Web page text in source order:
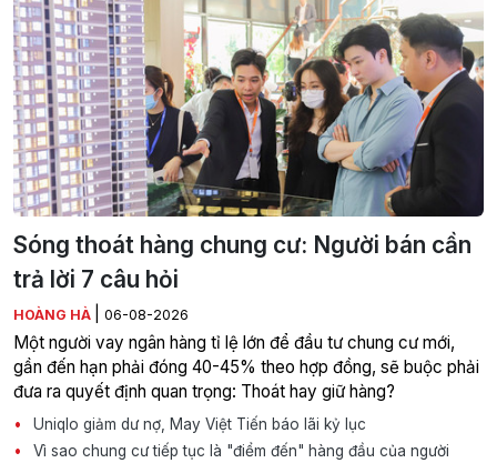
Sóng thoát hàng chung cư: Người bán cần
trả lời 7 câu hỏi
HOÀNG HÀ 06-08-2026
Một người vay ngân hàng tỉ lệ lớn để đầu tư chung cư mới,
gần đến hạn phải đóng 40-45% theo hợp đồng, sẽ buộc phải
đưa ra quyết định quan trọng: Thoát hay giữ hàng?
Uniqlo giảm dư nợ, May Việt Tiến báo lãi kỷ lục
Vì sao chung cư tiếp tục là "điểm đến" hàng đầu của người